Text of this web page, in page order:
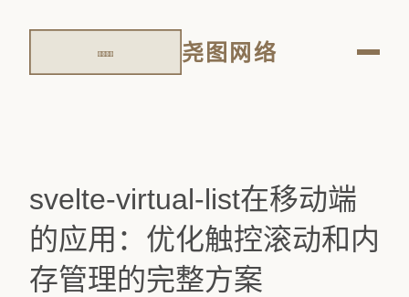
尧图网络
svelte-virtual-list在移动端
的应用：优化触控滚动和内
存管理的完整方案